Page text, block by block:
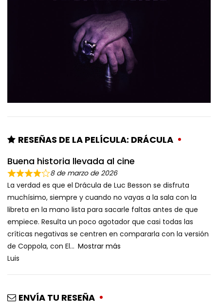
RESEÑAS DE LA PELÍCULA: DRÁCULA
Buena historia llevada al cine
8 de marzo de 2026
La verdad es que el Drácula de Luc Besson se disfruta
muchísimo, siempre y cuando no vayas a la sala con la
libreta en la mano lista para sacarle faltas antes de que
empiece. Resulta un poco agotador que casi todas las
críticas negativas se centren en compararla con la versión
de Coppola, con El
Mostrar más
Luis
ENVÍA TU RESEÑA